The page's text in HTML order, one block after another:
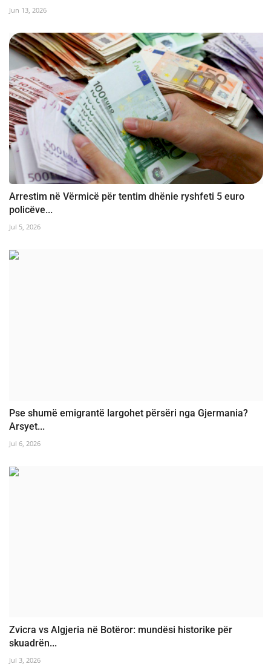
Jun 13, 2026
Arrestim në Vërmicë për tentim dhënie ryshfeti 5 euro
policëve...
Jul 5, 2026
Pse shumë emigrantë largohet përsëri nga Gjermania?
Arsyet...
Jul 6, 2026
Zvicra vs Algjeria në Botëror: mundësi historike për
skuadrën...
Jul 3, 2026